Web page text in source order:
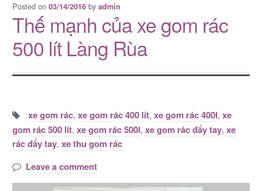
Posted on 03/14/2016by admin
Thế mạnh của xe gom rác
500 lít Làng Rùa
Tags:
xe gom rác, xe gom rác 400 lít, xe gom rác 400l, xe
gom rác 500 lít, xe gom rác 500l, xe gom rác đẩy tay, xe
rác đẩy tay, xe thu gom rác
Leave a comment